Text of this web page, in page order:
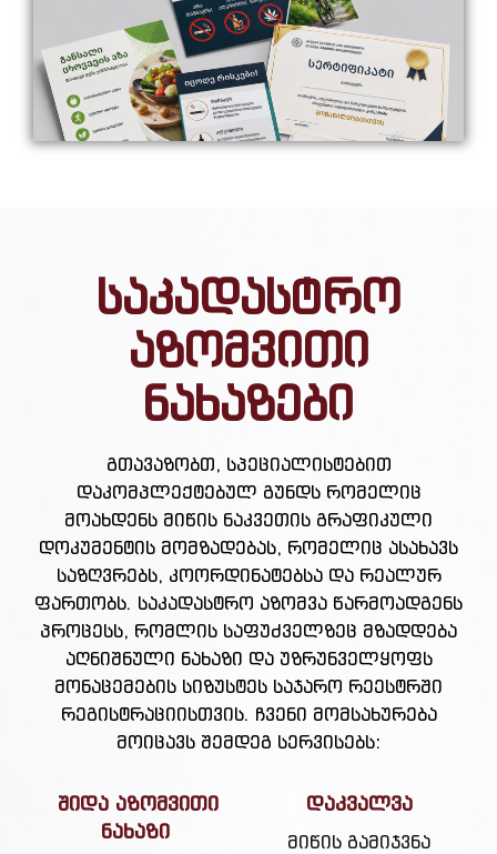
საკადასტრო
აზომვითი
ნახაზები
გთავაზობთ, სპეციალისტებით
დაკომპლექტებულ გუნდს რომელიც
მოახდენს მიწის ნაკვეთის გრაფიკული
დოკუმენტის მომზადებას, რომელიც ასახავს
საზღვრებს, კოორდინატებსა და რეალურ
ფართობს. საკადასტრო აზომვა წარმოადგენს
პროცესს, რომლის საფუძველზეც მზადდება
აღნიშნული ნახაზი და უზრუნველყოფს
მონაცემების სიზუსტეს საჯარო რეესტრში
რეგისტრაციისთვის. ჩვენი მომსახურება
მოიცავს შემდეგ სერვისებს:
შიდა აზომვითი
ნახაზი
დაკვალვა
მიწის გამიჯვნა